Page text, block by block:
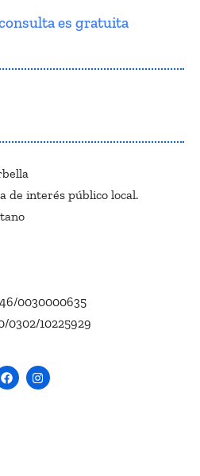
es gratuita
de interés público local.
0030000635
0302/10225929